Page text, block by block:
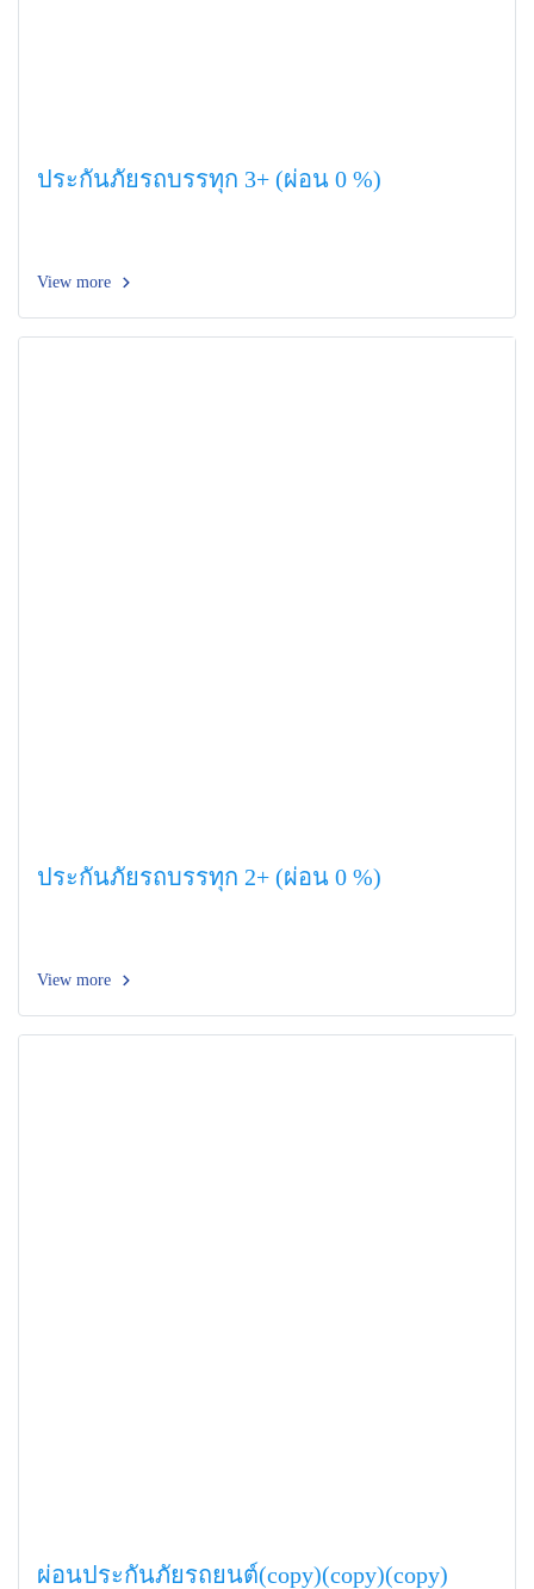
ประกันภัยรถบรรทุก 3+ (ผ่อน 0 %)
View more
ประกันภัยรถบรรทุก 2+ (ผ่อน 0 %)
View more
ผ่อนประกันภัยรถยนต์(copy)(copy)(copy)